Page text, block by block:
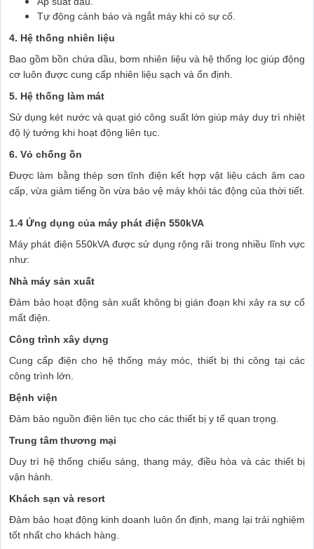
Tự động cảnh báo và ngắt máy khi có sự cố.
4. Hệ thống nhiên liệu
Bao gồm bồn chứa dầu, bơm nhiên liệu và hệ thống lọc giúp động
cơ luôn được cung cấp nhiên liệu sạch và ổn định.
5. Hệ thống làm mát
Sử dụng két nước và quạt gió công suất lớn giúp máy duy trì nhiệt
độ lý tưởng khi hoạt động liên tục.
6. Vỏ chống ồn
Được làm bằng thép sơn tĩnh điện kết hợp vật liệu cách âm cao
cấp, vừa giảm tiếng ồn vừa bảo vệ máy khỏi tác động của thời tiết.
1.4 Ứng dụng của máy phát điện 550kVA
Máy phát điện 550kVA được sử dụng rộng rãi trong nhiều lĩnh vực
như:
Nhà máy sản xuất
Đảm bảo hoạt động sản xuất không bị gián đoạn khi xảy ra sự cố
mất điện.
Công trình xây dựng
Cung cấp điện cho hệ thống máy móc, thiết bị thi công tại các
công trình lớn.
Bệnh viện
Đảm bảo nguồn điện liên tục cho các thiết bị y tế quan trọng.
Trung tâm thương mại
Duy trì hệ thống chiếu sáng, thang máy, điều hòa và các thiết bị
vận hành.
Khách sạn và resort
Đảm bảo hoạt động kinh doanh luôn ổn định, mang lại trải nghiệm
tốt nhất cho khách hàng.